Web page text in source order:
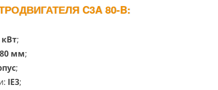
C3A 80-B:
кВт;
80 мм;
;
IE3;